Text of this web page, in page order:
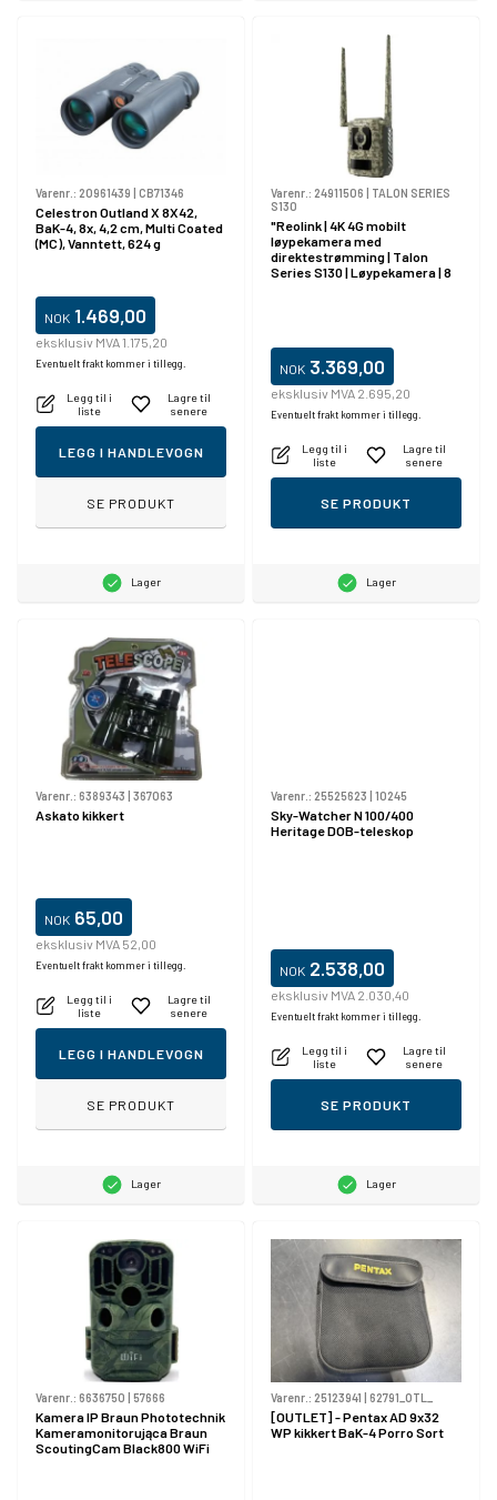
Varenr.: 20961439 | CB71346
Celestron Outland X 8X42,
BaK-4, 8x, 4,2 cm, Multi Coated
(MC), Vanntett, 624 g
NOK 1.469,00
eksklusiv MVA 1.175,20
Eventuelt frakt kommer i tillegg.
Legg til i
liste
Lagre til
senere
LEGG I HANDLEVOGN
SE PRODUKT
Lager
Varenr.: 24911506 | TALON SERIES
S130
"Reolink | 4K 4G mobilt
løypekamera med
direktestrømming | Talon
Series S130 | Løypekamera | 8
NOK 3.369,00
eksklusiv MVA 2.695,20
Eventuelt frakt kommer i tillegg.
Legg til i
liste
Lagre til
senere
SE PRODUKT
Lager
Varenr.: 6389343 | 367063
Askato kikkert
NOK 65,00
eksklusiv MVA 52,00
Eventuelt frakt kommer i tillegg.
Legg til i
liste
Lagre til
senere
LEGG I HANDLEVOGN
SE PRODUKT
Lager
Varenr.: 25525623 | 10245
Sky-Watcher N 100/400
Heritage DOB-teleskop
NOK 2.538,00
eksklusiv MVA 2.030,40
Eventuelt frakt kommer i tillegg.
Legg til i
liste
Lagre til
senere
SE PRODUKT
Lager
Varenr.: 6636750 57666
Kamera IP Braun Phototechnik
Kameramonitorująca Braun
ScoutingCam Black800 WiFi
Varenr.: 25123941 62791_OTL_
[OUTLET] - Pentax AD 9x32
WP kikkert BaK-4 Porro Sort